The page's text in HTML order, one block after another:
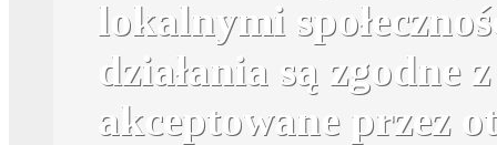
lokalnymi
działania są zgodne
akceptowane przez